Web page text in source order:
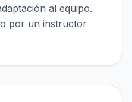
al equipo.
por un instructor